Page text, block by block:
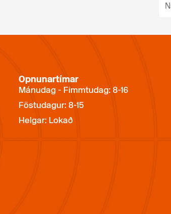
Opnunartímar
Mánudag - Fimmtudag: 8-16
Föstudagur: 8-15
Helgar: Lokað